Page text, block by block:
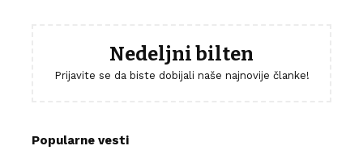
Nedeljni bilten
Prijavite se da biste dobijali naše najnovije članke!
Popularne vesti